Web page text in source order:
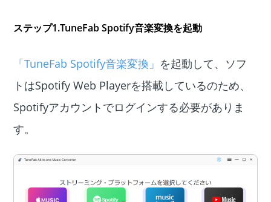
ステップ1.TuneFab Spotify音楽変換を起動
「TuneFab Spotify音楽変換」 を起動して、ソフ
トはSpotify Web Playerを搭載しているのため、
Spotifyアカウントでログインする必要がありま
す。